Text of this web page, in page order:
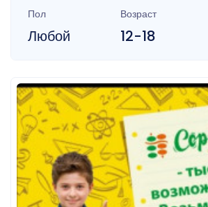
Пол
Любой
Возраст
12-18